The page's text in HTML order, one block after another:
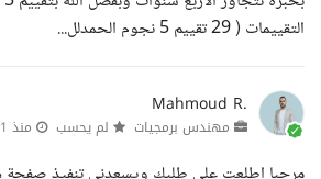
التقييمات ( 29 تقييم 5 نجوم الحمدلل...
Mahmoud R.
مهندس برمجيات لم يحسب منذ 11 شهرا